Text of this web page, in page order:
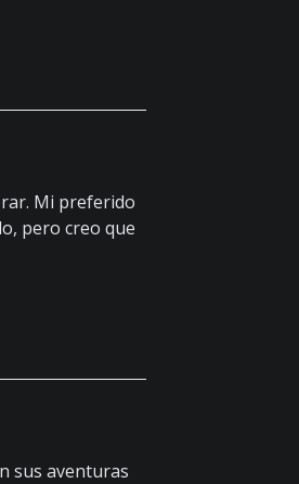
Mi preferido
pero creo que
sus aventuras